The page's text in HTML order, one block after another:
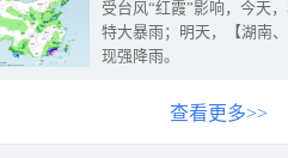
受台风“红霞”影响，今天
特大暴雨；明天，【湖南
现强降雨。
查看更多>>